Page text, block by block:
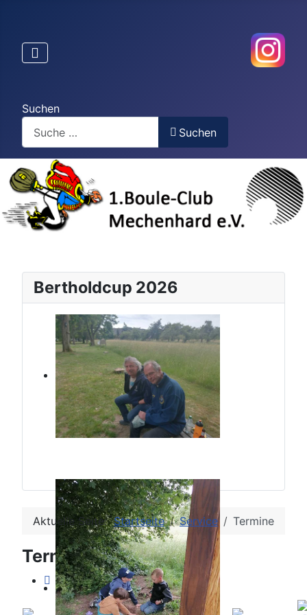
Suchen
Suchen
Bertholdcup 2026
Aktuelle Seite:Startseite Service Termine
Terminkalender